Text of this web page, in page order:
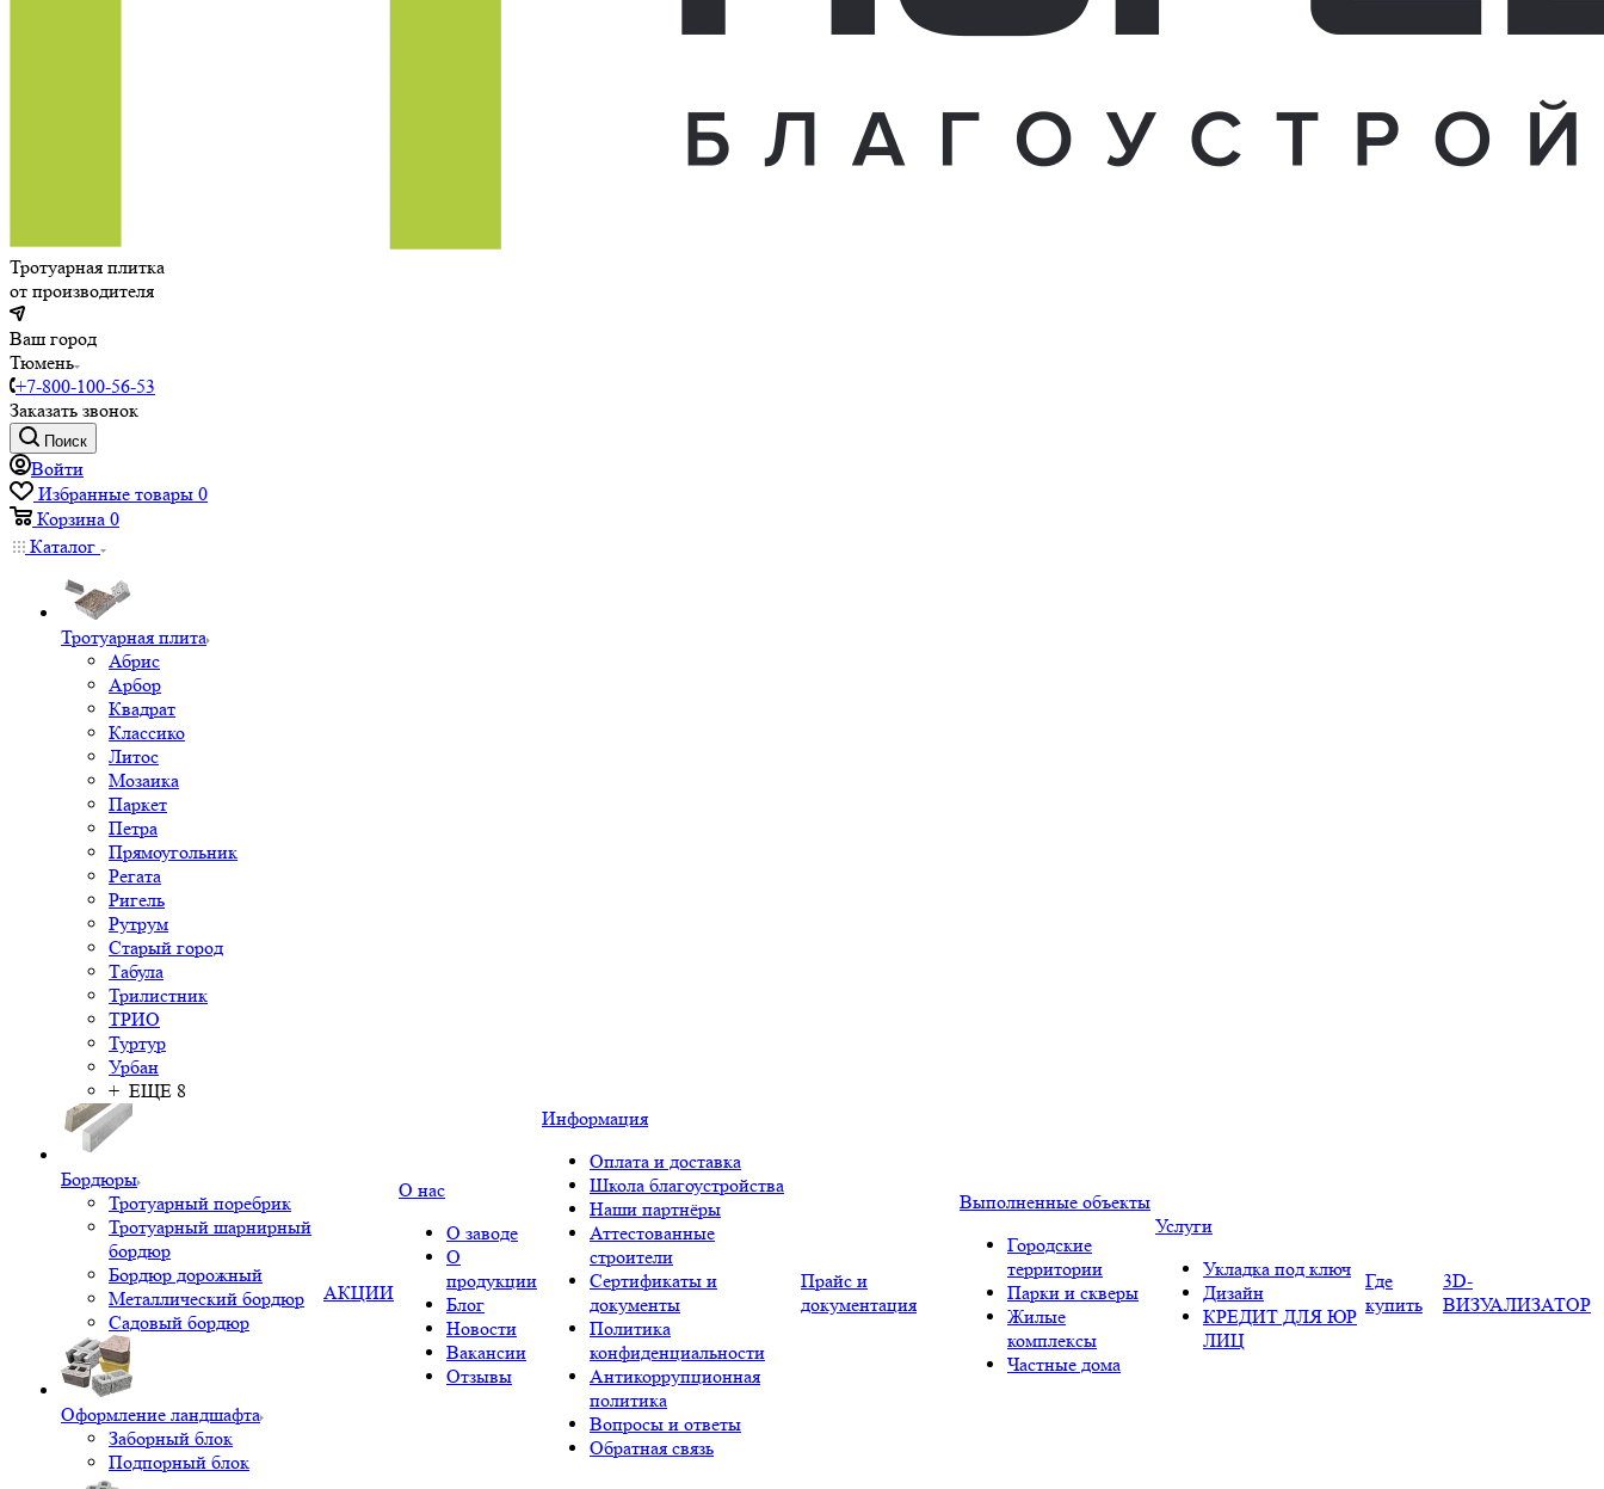
Тротуарная плитка
от производителя
Ваш город
Тюмень
+7-800-100-56-53
Заказать звонок
Поиск
Войти
Избранные товары 0
Корзина 0
Каталог
Тротуарная плита
Абрис
Арбор
Квадрат
Классико
Литос
Мозаика
Паркет
Петра
Прямоугольник
Регата
Ригель
Рутрум
Старый город
Табула
Трилистник
ТРИО
Туртур
Урбан
+ ЕЩЕ 8
Бордюры
Тротуарный поребрик
Тротуарный шарнирный
бордюр
Бордюр дорожный
Металлический бордюр
Садовый бордюр
Оформление ландшафта
Заборный блок
Подпорный блок
АКЦИИ
О нас
О заводе
О
продукции
Блог
Новости
Вакансии
Отзывы
Информация
Оплата и доставка
Школа благоустройства
Наши партнёры
Аттестованные
строители
Сертификаты и
документы
Политика
конфиденциальности
Антикоррупционная
политика
Вопросы и ответы
Обратная связь
Прайс и
документация
Выполненные объекты
Городские
территории
Парки и скверы
Жилые
комплексы
Частные дома
Услуги
Укладка под ключ
Дизайн
КРЕДИТ ДЛЯ ЮР
ЛИЦ
Где
купить
3D-
ВИЗУАЛИЗАТОР